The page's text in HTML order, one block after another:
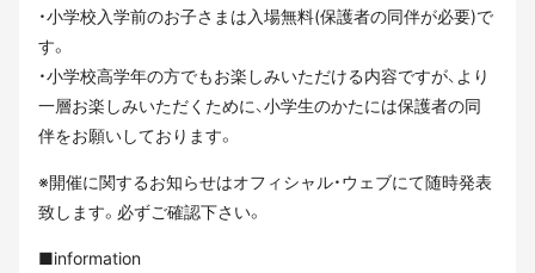
・小学校入学前のお子さまは入場無料(保護者の同伴が必要)で
す。
・小学校高学年の方でもお楽しみいただける内容ですが、より
一層お楽しみいただくために、小学生のかたには保護者の同
伴をお願いしております。
※開催に関するお知らせはオフィシャル・ウェブにて随時発表
致します。必ずご確認下さい。
■information